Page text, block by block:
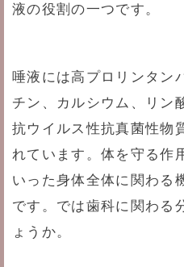
液の役割の一つです。
唾液には高プロリンタン
チン、カルシウム、リン
抗ウイルス性抗真菌性物
れています。体を守る作
いった身体全体に関わる
です。では歯科に関わる
ょうか。